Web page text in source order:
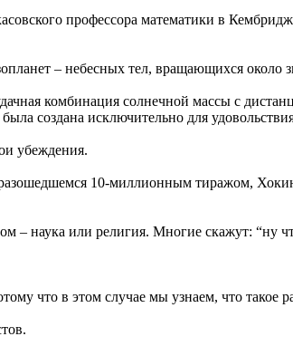
профессора математики в
– небесных тел, вращающихся около
комбинация солнечной массы с
создана исключительно для
убеждения.
10-миллионным тиражом,
– наука или религия. Многие скажут: “ну
что в этом случае мы узнаем, что такое